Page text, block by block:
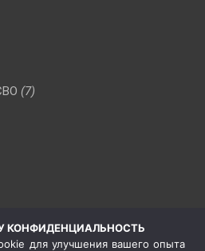
(7)
КОНФИДЕНЦИАЛЬНОСТЬ
для улучшения вашего опыта